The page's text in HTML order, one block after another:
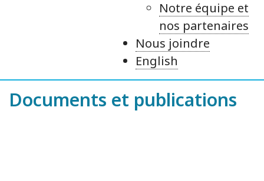
Notre équipe et
nos partenaires
Nous joindre
English
Documents et publications